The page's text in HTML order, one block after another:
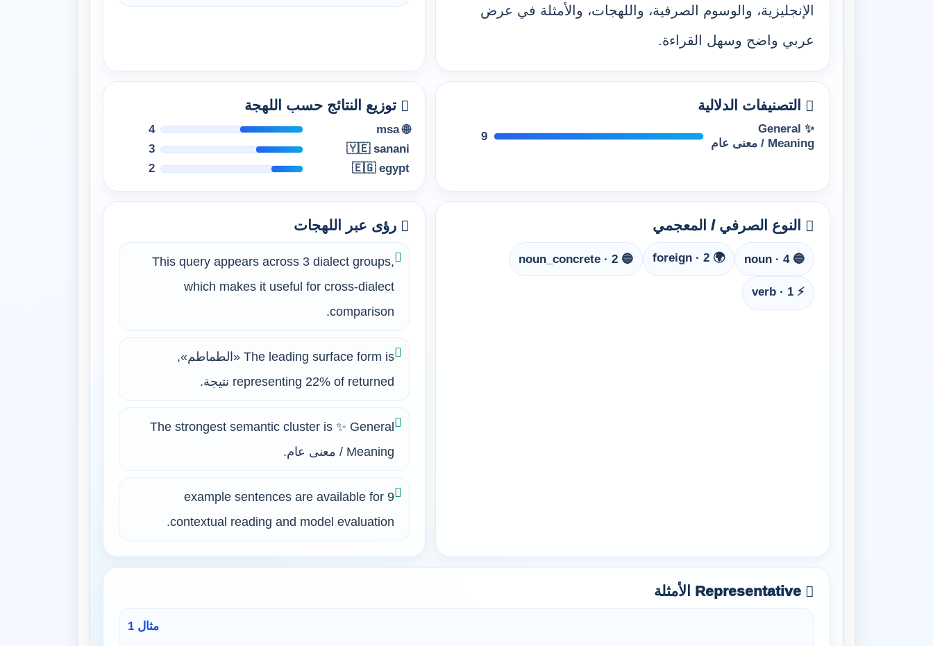
الإنجليزية، والوسوم الصرفية، واللهجات، والأمثلة في عرض
عربي واضح وسهل القراءة.
التصنيفات الدلالية
✨ General
Meaning / معنى عام
9
توزيع النتائج حسب اللهجة
🌐 msa
4
🇾🇪 sanani
3
🇪🇬 egypt
2
النوع الصرفي / المعجمي
🔵 noun · 4
🌍 foreign · 2
🔵 noun_concrete · 2
⚡ verb · 1
رؤى عبر اللهجات
This query appears across 3 dialect groups,
which makes it useful for cross-dialect
comparison.
The leading surface form is «الطماطم»,
representing 22% of returned نتيجة.
The strongest semantic cluster is ✨ General
Meaning / معنى عام.
9 example sentences are available for
contextual reading and model evaluation.
Representative الأمثلة
مثال 1